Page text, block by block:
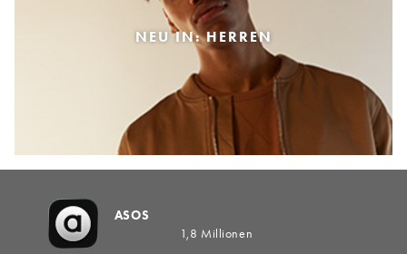
NEU IN: HERREN
ASOS
1,8 Millionen